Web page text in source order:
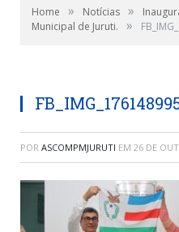
Home » Notícias »
Municipal de Juruti.
»
POR ASCOMPMJURUTI EM 26 DE